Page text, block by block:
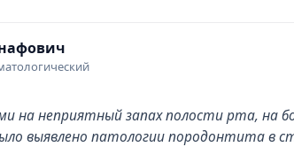
на неприятный запах полости рта, на
выявлено патологии породонтита в